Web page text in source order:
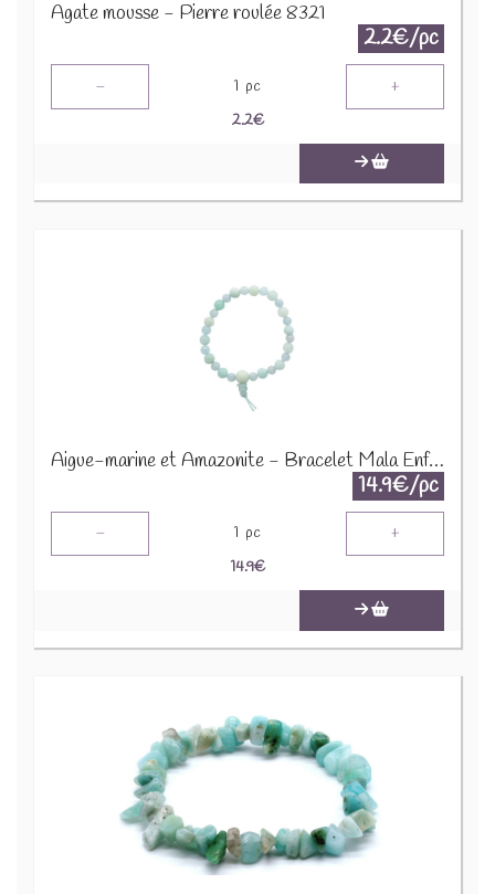
Agate mousse - Pierre roulée 8321
2.2€/pc
- 1 pc +
2.2€
Aigue-marine et Amazonite - Bracelet Mala Enfant 68994
14.9€/pc
- 1 pc +
14.9€